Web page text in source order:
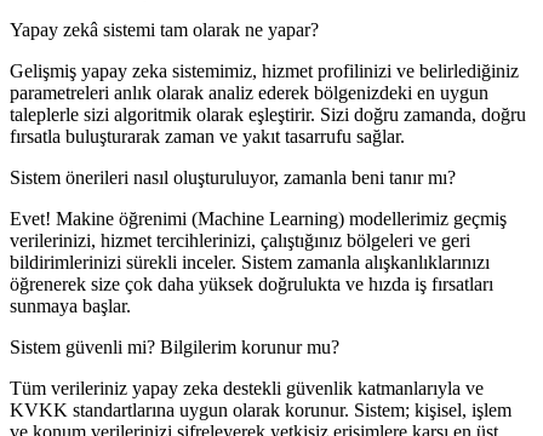
Yapay zekâ sistemi tam olarak ne yapar?
Gelişmiş yapay zeka sistemimiz, hizmet profilinizi ve belirlediğiniz
parametreleri anlık olarak analiz ederek bölgenizdeki en uygun
taleplerle sizi algoritmik olarak eşleştirir. Sizi doğru zamanda, doğru
fırsatla buluşturarak zaman ve yakıt tasarrufu sağlar.
Sistem önerileri nasıl oluşturuluyor, zamanla beni tanır mı?
Evet! Makine öğrenimi (Machine Learning) modellerimiz geçmiş
verilerinizi, hizmet tercihlerinizi, çalıştığınız bölgeleri ve geri
bildirimlerinizi sürekli inceler. Sistem zamanla alışkanlıklarınızı
öğrenerek size çok daha yüksek doğrulukta ve hızda iş fırsatları
sunmaya başlar.
Sistem güvenli mi? Bilgilerim korunur mu?
Tüm verileriniz yapay zeka destekli güvenlik katmanlarıyla ve
KVKK standartlarına uygun olarak korunur. Sistem; kişisel, işlem
ve konum verilerinizi şifreleyerek yetkisiz erişimlere karşı en üst